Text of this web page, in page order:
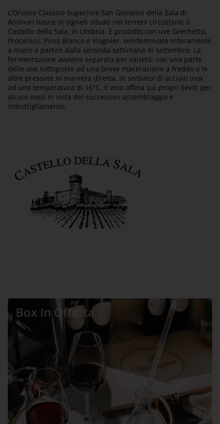
L’Orvieto Classico Superiore San Giovanni della Sala di
Antinori nasce in vigneti situati nei terreni circostanti il
Castello della Sala, in Umbria. È prodotto con uve Grechetto,
Procanico, Pinot Bianco e Viognier, vendemmiate interamente
a mano a partire dalla seconda settimana di settembre. La
fermentazione avviene separata per varietà, con una parte
delle uve sottoposte ad una breve macerazione a freddo e le
altre pressate in maniera diretta, in serbatoi di acciaio inox
ad una temperatura di 16°C. Il vino affina sui propri lieviti per
alcuni mesi in vista del successivo assemblaggio e
imbottigliamento.
Box In Offerta